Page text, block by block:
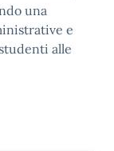
una
e
alle